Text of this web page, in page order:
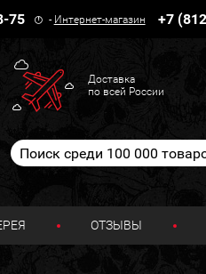
75 - Интернет-магазин +7
Доставка
по всей России
ОТЗЫВЫ